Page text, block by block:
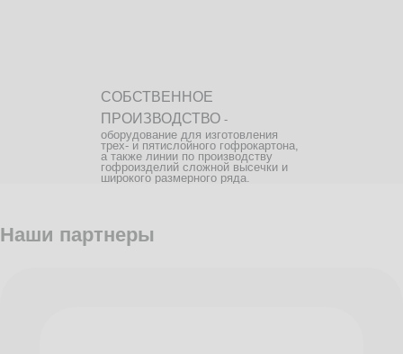
СОБСТВЕННОЕ
ПРОИЗВОДСТВО -
оборудование для изготовления
трех- и пятислойного гофрокартона,
а также линии по производству
гофроизделий сложной высечки и
широкого размерного ряда.
Наши партнеры